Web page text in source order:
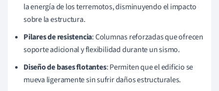
la energía de los terremotos, disminuyendo el impacto
sobre la estructura.
Pilares de resistencia: Columnas reforzadas que ofrecen
soporte adicional y flexibilidad durante un sismo.
Diseño de bases flotantes: Permiten que el edificio se
mueva ligeramente sin sufrir daños estructurales.